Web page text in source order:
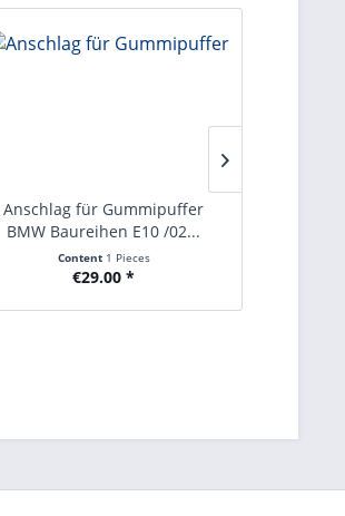
Anschlag für Gummipuffer
BMW Baureihen E10 /02...
Content 1 Pieces
€29.00 *